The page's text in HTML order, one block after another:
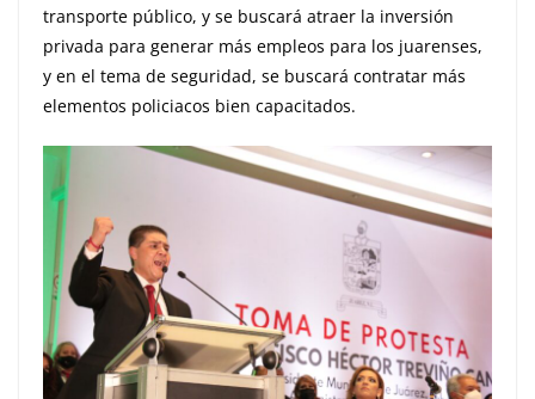
transporte público, y se buscará atraer la inversión
privada para generar más empleos para los juarenses,
y en el tema de seguridad, se buscará contratar más
elementos policiacos bien capacitados.